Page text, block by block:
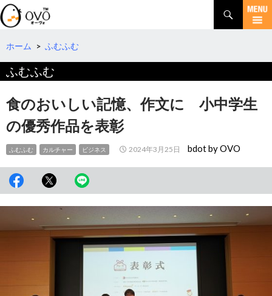
検
索
コ
テ
へ
ホーム > ふむふむ
ふむふむ
食のおいしい記憶、作文に 小中学生
の優秀作品を表彰
ふむふむ カルチャー ビジネス 2024年3月25日 bdot by OVO